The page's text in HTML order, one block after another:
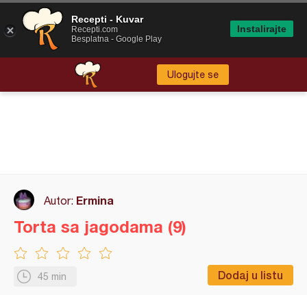
Ulogujte se
Autor: Ermina
45 min Dodaj u listu
Torta sa jagodama (9)
Recepti - Kuvar
Recepti.com
Besplatna - Google Play
Instalirajte